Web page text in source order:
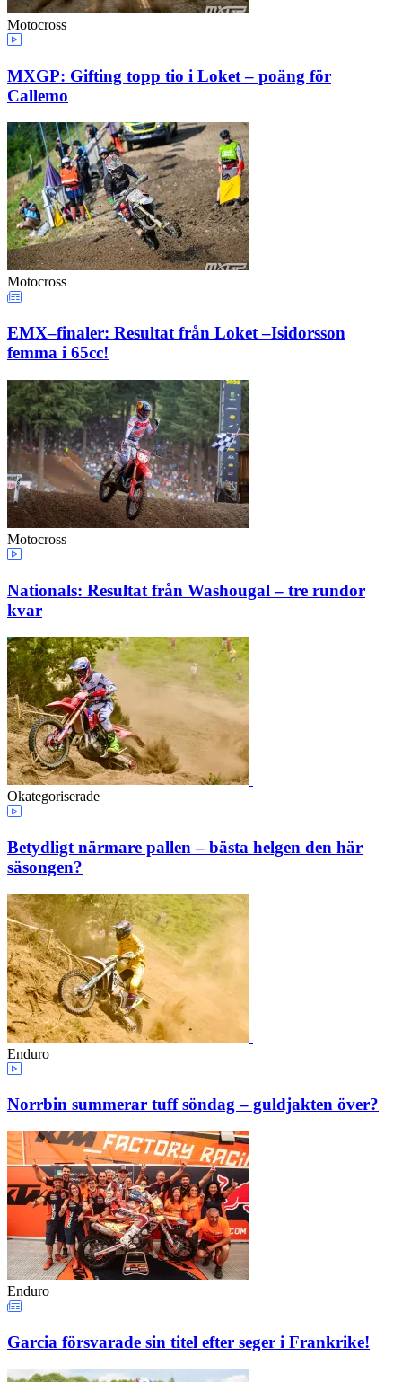
Motocross
MXGP: Gifting topp tio i Loket – poäng för
Callemo
Motocross
EMX–finaler: Resultat från Loket –Isidorsson
femma i 65cc!
Motocross
Nationals: Resultat från Washougal – tre rundor
kvar
Okategoriserade
Betydligt närmare pallen – bästa helgen den här
säsongen?
Enduro
Norrbin summerar tuff söndag – guldjakten över?
Enduro
Garcia försvarade sin titel efter seger i Frankrike!